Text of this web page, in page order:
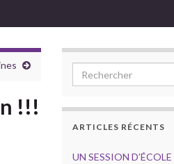
!!!
Search for:
ARTICLES RÉCENTS
UN SESSION